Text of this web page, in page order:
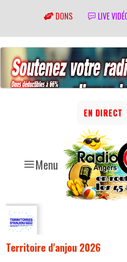
DONS LIVE
Menu
EN DIRECT
Territoire d'anjou 2026